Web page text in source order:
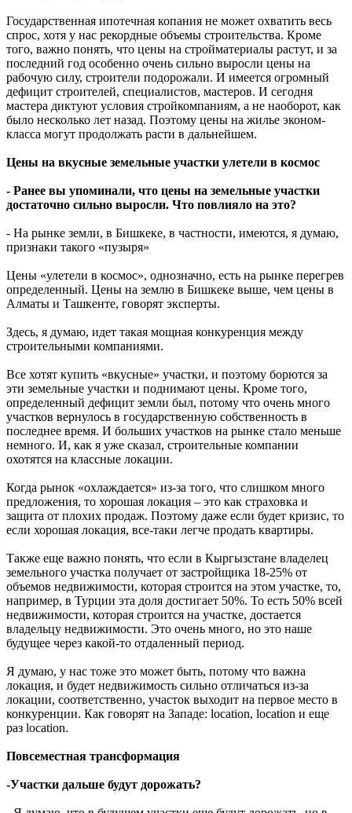
Государственная ипотечная копания не может охватить весь
спрос, хотя у нас рекордные объемы строительства. Кроме
того, важно понять, что цены на стройматериалы растут, и за
последний год особенно очень сильно выросли цены на
рабочую силу, строители подорожали. И имеется огромный
дефицит строителей, специалистов, мастеров. И сегодня
мастера диктуют условия стройкомпаниям, а не наоборот, как
было несколько лет назад. Поэтому цены на жилье эконом-
класса могут продолжать расти в дальнейшем.
Цены на вкусные земельные участки улетели в космос
- Ранее вы упоминали, что цены на земельные участки
достаточно сильно выросли. Что повлияло на это?
- На рынке земли, в Бишкеке, в частности, имеются, я думаю,
признаки такого «пузыря»
Цены «улетели в космос», однозначно, есть на рынке перегрев
определенный. Цены на землю в Бишкеке выше, чем цены в
Алматы и Ташкенте, говорят эксперты.
Здесь, я думаю, идет такая мощная конкуренция между
строительными компаниями.
Все хотят купить «вкусные» участки, и поэтому борются за
эти земельные участки и поднимают цены. Кроме того,
определенный дефицит земли был, потому что очень много
участков вернулось в государственную собственность в
последнее время. И больших участков на рынке стало меньше
немного. И, как я уже сказал, строительные компании
охотятся на классные локации.
Когда рынок «охлаждается» из-за того, что слишком много
предложения, то хорошая локация – это как страховка и
защита от плохих продаж. Поэтому даже если будет кризис, то
если хорошая локация, все-таки легче продать квартиры.
Также еще важно понять, что если в Кыргызстане владелец
земельного участка получает от застройщика 18-25% от
объемов недвижимости, которая строится на этом участке, то,
например, в Турции эта доля достигает 50%. То есть 50% всей
недвижимости, которая строится на участке, достается
владельцу недвижимости. Это очень много, но это наше
будущее через какой-то отдаленный период.
Я думаю, у нас тоже это может быть, потому что важна
локация, и будет недвижимость сильно отличаться из-за
локации, соответственно, участок выходит на первое место в
конкуренции. Как говорят на Западе: location, location и еще
раз location.
Повсеместная трансформация
-Участки дальше будут дорожать?